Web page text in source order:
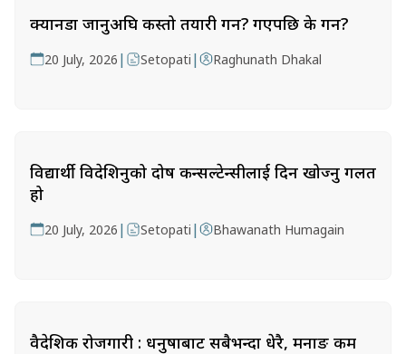
क्यानडा जानुअघि कस्तो तयारी गर्ने? गएपछि के गर्ने?
20 July, 2026 | Setopati | Raghunath Dhakal
विद्यार्थी विदेशिनुको दोष कन्सल्टेन्सीलाई दिन खोज्नु गलत
हो
20 July, 2026 | Setopati | Bhawanath Humagain
वैदेशिक रोजगारी : धनुषाबाट सबैभन्दा धेरै, मनाङ कम